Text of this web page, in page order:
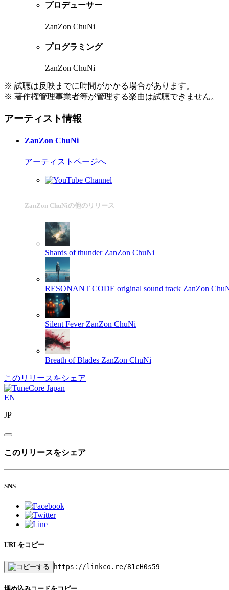
プロデューサー
ZanZon ChuNi
プログラミング
ZanZon ChuNi
※ 試聴は反映までに時間がかかる場合があります。
※ 著作権管理事業者等が管理する楽曲は試聴できません。
アーティスト情報
ZanZon ChuNi
アーティストページへ
ZanZon ChuNiの他のリリース
Shards of thunder ZanZon ChuNi
RESONΛNT CODE original sound track ZanZon
Silent Fever ZanZon ChuNi
Breath of Blades ZanZon ChuNi
このリリースをシェア
EN
JP
このリリースをシェア
SNS
URLをコピー
https://linkco.re/81cH0s59